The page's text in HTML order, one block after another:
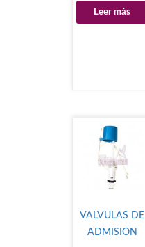
Leer más
VALVULAS DE
ADMISION